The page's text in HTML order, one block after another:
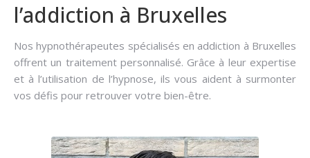
l’addiction à Bruxelles
Nos hypnothérapeutes spécialisés en addiction à Bruxelles
offrent un traitement personnalisé. Grâce à leur expertise
et à l’utilisation de l’hypnose, ils vous aident à surmonter
vos défis pour retrouver votre bien-être.